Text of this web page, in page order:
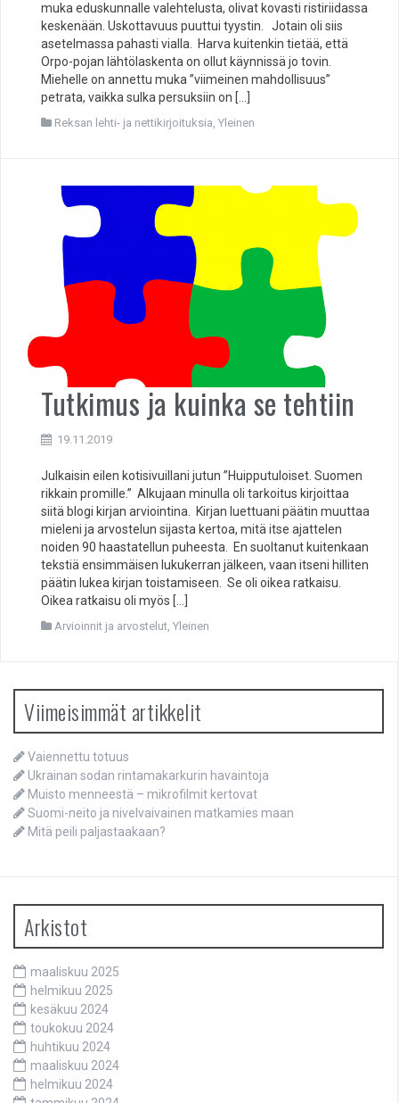
muka eduskunnalle valehtelusta, olivat kovasti ristiriidassa
keskenään. Uskottavuus puuttui tyystin. Jotain oli siis
asetelmassa pahasti vialla. Harva kuitenkin tietää, että
Orpo-pojan lähtölaskenta on ollut käynnissä jo tovin.
Miehelle on annettu muka ”viimeinen mahdollisuus”
petrata, vaikka sulka persuksiin on […]
Reksan lehti- ja nettikirjoituksia, Yleinen
Tutkimus ja kuinka se tehtiin
19.11.2019
Julkaisin eilen kotisivuillani jutun ”Huipputuloiset. Suomen
rikkain promille.” Alkujaan minulla oli tarkoitus kirjoittaa
siitä blogi kirjan arviointina. Kirjan luettuani päätin muuttaa
mieleni ja arvostelun sijasta kertoa, mitä itse ajattelen
noiden 90 haastatellun puheesta. En suoltanut kuitenkaan
tekstiä ensimmäisen lukukerran jälkeen, vaan itseni hilliten
päätin lukea kirjan toistamiseen. Se oli oikea ratkaisu.
Oikea ratkaisu oli myös […]
Arvioinnit ja arvostelut Yleinen
Viimeisimmät artikkelit
Vaiennettu totuus
Ukrainan sodan rintamakarkurin havaintoja
Muisto menneestä – mikrofilmit kertovat
Suomi-neito ja nivelvaivainen matkamies maan
Mitä peili paljastaakaan?
Arkistot
maaliskuu 2025
helmikuu 2025
kesäkuu 2024
toukokuu 2024
huhtikuu 2024
maaliskuu 2024
helmikuu 2024